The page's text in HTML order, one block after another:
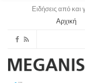
Ειδήσεις από και
Αρχική